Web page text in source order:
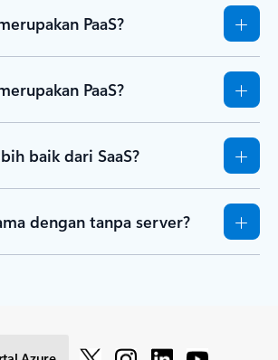
PaaS?
PaaS?
baik dari SaaS?
dengan tanpa server?